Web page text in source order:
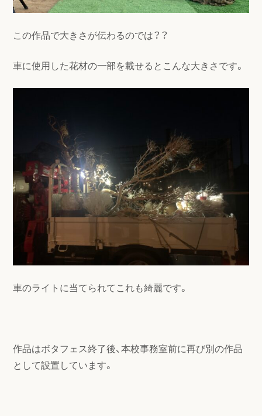
この作品で大きさが伝わるのでは？？
車に使用した花材の一部を載せるとこんな大きさです。
車のライトに当てられてこれも綺麗です。
作品はボタフェス終了後、本校事務室前に再び別の作品
として設置しています。